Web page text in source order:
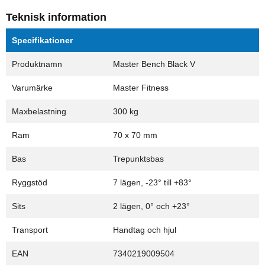
Teknisk information
Specifikationer
Produktnamn Master Bench Black V
Varumärke Master Fitness
Maxbelastning 300 kg
Ram 70 x 70 mm
Bas Trepunktsbas
Ryggstöd 7 lägen, -23° till +83°
Sits 2 lägen, 0° och +23°
Transport Handtag och hjul
EAN 7340219009504